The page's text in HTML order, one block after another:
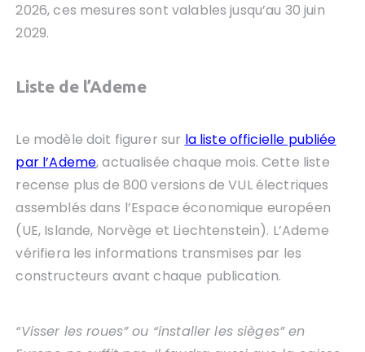
2026, ces mesures sont valables jusqu’au 30 juin
2029.
Liste de l’Ademe
Le modèle doit figurer sur la liste officielle publiée
par l’Ademe, actualisée chaque mois. Cette liste
recense plus de 800 versions de VUL électriques
assemblés dans l’Espace économique européen
(UE, Islande, Norvège et Liechtenstein). L’Ademe
vérifiera les informations transmises par les
constructeurs avant chaque publication.
“Visser les roues” ou “installer les sièges” en